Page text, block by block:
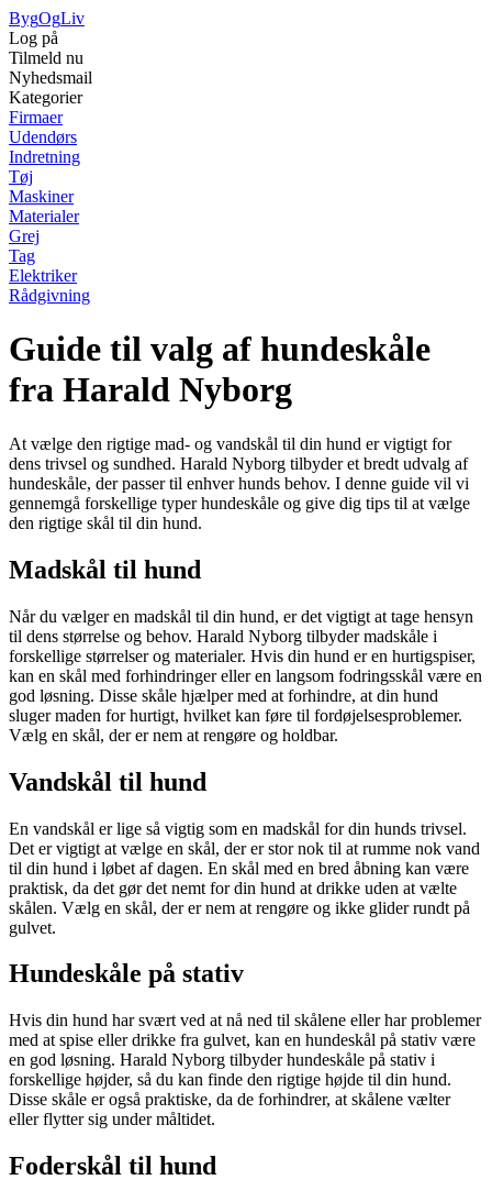
BygOgLiv
Log på
Tilmeld nu
Nyhedsmail
Kategorier
Firmaer
Udendørs
Indretning
Tøj
Maskiner
Materialer
Grej
Tag
Elektriker
Rådgivning
Guide til valg af hundeskåle
fra Harald Nyborg
At vælge den rigtige mad- og vandskål til din hund er vigtigt for
dens trivsel og sundhed. Harald Nyborg tilbyder et bredt udvalg af
hundeskåle, der passer til enhver hunds behov. I denne guide vil vi
gennemgå forskellige typer hundeskåle og give dig tips til at vælge
den rigtige skål til din hund.
Madskål til hund
Når du vælger en madskål til din hund, er det vigtigt at tage hensyn
til dens størrelse og behov. Harald Nyborg tilbyder madskåle i
forskellige størrelser og materialer. Hvis din hund er en hurtigspiser,
kan en skål med forhindringer eller en langsom fodringsskål være en
god løsning. Disse skåle hjælper med at forhindre, at din hund
sluger maden for hurtigt, hvilket kan føre til fordøjelsesproblemer.
Vælg en skål, der er nem at rengøre og holdbar.
Vandskål til hund
En vandskål er lige så vigtig som en madskål for din hunds trivsel.
Det er vigtigt at vælge en skål, der er stor nok til at rumme nok vand
til din hund i løbet af dagen. En skål med en bred åbning kan være
praktisk, da det gør det nemt for din hund at drikke uden at vælte
skålen. Vælg en skål, der er nem at rengøre og ikke glider rundt på
gulvet.
Hundeskåle på stativ
Hvis din hund har svært ved at nå ned til skålene eller har problemer
med at spise eller drikke fra gulvet, kan en hundeskål på stativ være
en god løsning. Harald Nyborg tilbyder hundeskåle på stativ i
forskellige højder, så du kan finde den rigtige højde til din hund.
Disse skåle er også praktiske, da de forhindrer, at skålene vælter
eller flytter sig under måltidet.
Foderskål til hund